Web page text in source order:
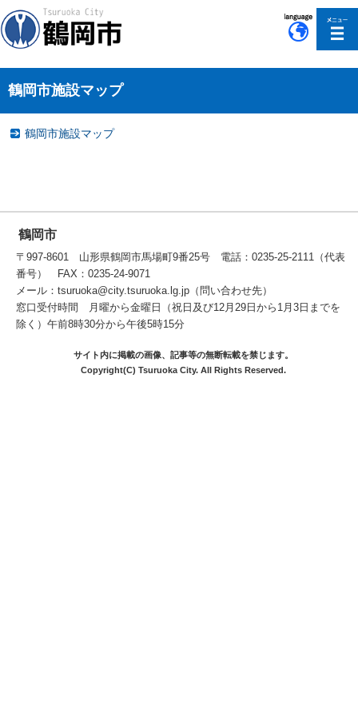
鶴岡市施設マップ
鶴岡市施設マップ
鶴岡市
〒997-8601 山形県鶴岡市馬場町9番25号 電話：0235-25-2111（代表
番号） FAX：0235-24-9071
メール：tsuruoka@city.tsuruoka.lg.jp（問い合わせ先）
窓口受付時間 月曜から金曜日（祝日及び12月29日から1月3日までを
除く）午前8時30分から午後5時15分
サイト内に掲載の画像、記事等の無断転載を禁じます。
Copyright(C) Tsuruoka City. All Rights Reserved.